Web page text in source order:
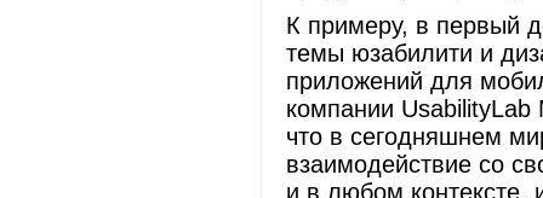
К примеру, в первый
темы юзабилити и
приложений для
компании
что в сегодняшнем
взаимодействие со
и в любом контексте,